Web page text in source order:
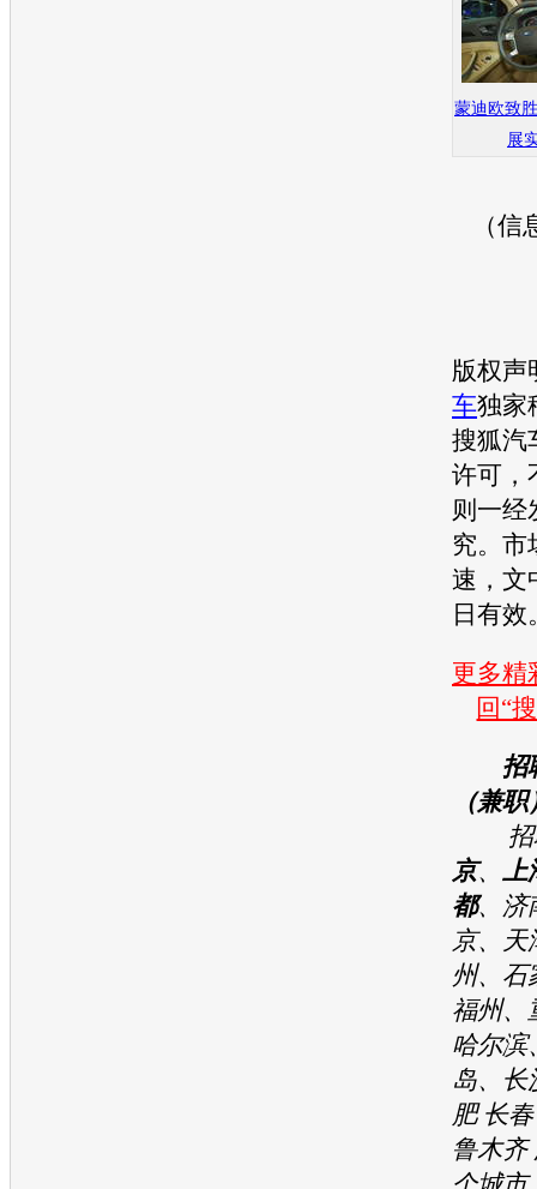
蒙迪欧致
展
（
版权声
车独家
搜狐汽
许可，
则一经
究。市
速，文
日有效
更多
回“
招
（兼职
招
京、 上
都、济
京、天
州、石
福州、
哈尔滨
岛、长
肥 长
鲁木齐